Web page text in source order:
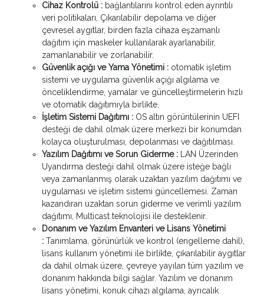
Cihaz Kontrolü : bağlantılarını kontrol eden ayrıntılı
veri politikaları, Çıkarılabilir depolama ve diğer
çevresel aygıtlar, birden fazla cihaza eşzamanlı
dağıtım için maskeler kullanılarak ayarlanabilir,
zamanlanabilir ve zorlanabilir.
Güvenlik açığı ve Yama Yönetimi : otomatik işletim
sistemi ve uygulama güvenlik açığı algılama ve
önceliklendirme, yamalar ve güncelleştirmelerin hızlı
ve otomatik dağıtımıyla birlikte.
İşletim Sistemi Dağıtımı : OS altın görüntülerinin UEFI
desteği de dahil olmak üzere merkezi bir konumdan
kolayca oluşturulması, depolanması ve dağıtılması.
Yazılım Dağıtımı ve Sorun Giderme : LAN Üzerinden
Uyandırma desteği dahil olmak üzere isteğe bağlı
veya zamanlanmış olarak uzaktan yazılım dağıtımı ve
uygulaması ve işletim sistemi güncellemesi. Zaman
kazandıran uzaktan sorun giderme ve verimli yazılım
dağıtımı, Multicast teknolojisi ile desteklenir.
Donanım ve Yazılım Envanteri ve Lisans Yönetimi
: Tanımlama, görünürlük ve kontrol (engelleme dahil),
lisans kullanım yönetimi ile birlikte, çıkarılabilir aygıtlar
da dahil olmak üzere, çevreye yayılan tüm yazılım ve
donanım hakkında bilgi sağlar. Yazılım ve donanım
lisans yönetimi, konuk cihazı algılama, ayrıcalık